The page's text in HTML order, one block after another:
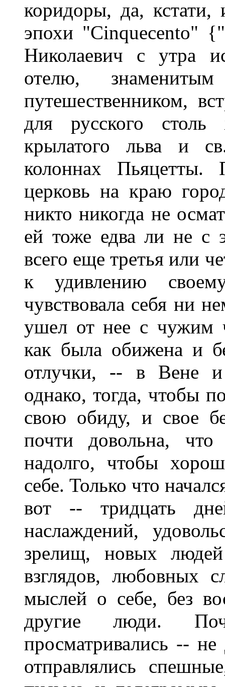
коридоры, да,
эпохи "Cinquecento"
Николаевич с утра
отелю,
путешественником,
для русского столь
крылатого льва и
колоннах Пьяцетты.
церковь на краю
никто никогда не
ей тоже едва ли не с
всего еще третья или
к удивлению
чувствовала себя ни
ушел от нее с чужим
как была обижена и
отлучки, -- в Вене
однако, тогда, чтобы
свою обиду, и свое
почти довольна, что
надолго, чтобы
себе. Только что
вот -- тридцать
наслаждений,
зрелищ, новых
взглядов, любовных
мыслей о себе, без
другие люди.
просматривались --
отправлялись